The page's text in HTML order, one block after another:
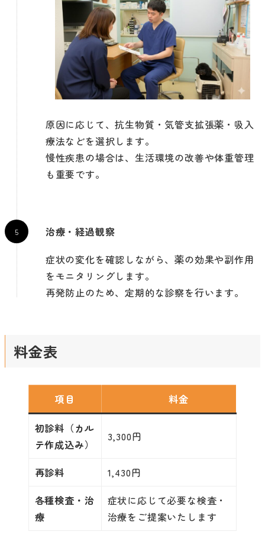
原因に応じて、抗生物質・気管支拡張薬・吸入
療法などを選択します。
慢性疾患の場合は、生活環境の改善や体重管理
も重要です。
治療・経過観察
症状の変化を確認しながら、薬の効果や副作用
をモニタリングします。
再発防止のため、定期的な診察を行います。
料金表
項目 料金
初診料（カル
テ作成込み）
3,300円
再診料
1,430円
各種検査・治
療
症状に応じて必要な検査・
治療をご提案いたします